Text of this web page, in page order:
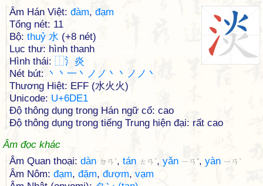
Âm Hán Việt: đàm, đạm
Tổng nét: 11
Bộ: thuỷ 水 (+8 nét)
Lục thư: hình thanh
Hình thái: ⿰⺡ 炎
Nét bút: 丶丶一丶ノノ丶丶ノノ丶
Thương Hiệt: EFF (水火火)
Unicode: U+6DE1
Độ thông dụng trong Hán ngữ cổ: cao
Độ thông dụng trong tiếng Trung hiện đại: rất cao
Âm đọc khác
Âm Quan thoại: dàn ㄉㄢˋ, tán ㄊㄢˊ, yǎn ㄧㄢˇ, yàn ㄧㄢˋ
Âm Nôm: đạm, đặm, đượm, vạm